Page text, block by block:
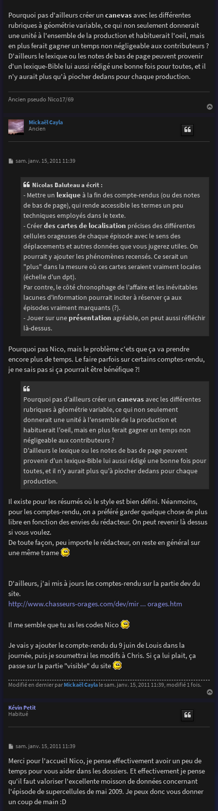
Pourquoi pas d'ailleurs créer un canevasavec les différentes
rubriques à géométrie variable, ce qui non seulement donnerait
une unité à l'ensemble de la production et habituerait l'oeil, mais
en plus ferait gagner un temps non négligeable aux contributeurs ?
D'ailleurs le lexique ou les notes de bas de page peuvent provenir
d'un lexique-Bible lui aussi rédigé une bonne fois pour toutes, et il
n'y aurait plus qu'à piocher dedans pour chaque production.
Ancien pseudo Nico17/69
Mickaël Cayla
Ancien
M
sam. janv. 15, 2011 11:39
Nicolas Baluteau a écrit :
- Mettre un lexiqueà la fin des compte-rendus (ou des notes
de bas de page), qui rende accessible les termes un peu
techniques employés dans le texte.
- Créerdes cartes de localisation précises des différentes
cellules orageuses de chaque épisode avec le sens des
déplacements et autres données que vous jugerez utiles. On
pourrait y ajouter les phénomènes recensés. Ce serait un
"plus" dans la mesure où ces cartes seraient vraiment locales
(échelle d'un dpt).
Par contre, le côté chronophage de l'affaire et les inévitables
lacunes d'information pourrait inciter à réserver ça aux
épisodes vraiment marquants (?).
- Jouer sur une présentation agréable, on peut aussi réfléchir
là-dessus.
Pourquoi pas Nico, mais le problème c'ets que ça va prendre
encore plus de temps. Le faire parfois sur certains comptes-rendu,
je ne sais pas si ça pourrait être bénéfique ?!
Pourquoi pas d'ailleurs créer un canevas avec les différentes
rubriques à géométrie variable, ce qui non seulement
donnerait une unité à l'ensemble de la production et
habituerait l'oeil, mais en plus ferait gagner un temps non
négligeable aux contributeurs ?
D'ailleurs le lexique ou les notes de bas de page peuvent
provenir d'un lexique-Bible lui aussi rédigé une bonne fois pour
toutes, et il n'y aurait plus qu'à piocher dedans pour chaque
production.
Il existe pour les résumés où le style est bien défini. Néanmoins,
pour les comptes-rendu, on a préféré garder quelque chose de plus
libre en fonction des envies du rédacteur. On peut revenir là dessus
si vous voulez.
De toute façon, peu importe le rédacteur, on reste en général sur
une même trame
D'ailleurs, j'ai mis à jours les comptes-rendu sur la partie dev du
site.
http://www.chasseurs-orages.com/dev/mir ... orages.htm
Il me semble que tu as les codes Nico
Je vais y ajouter le compte-rendu du 9 juin de Louis dans la
journée, puis je soumettrai les modifs à Chris. Si ça lui plait, ça
passe sur la partie "visible" du site
Modifié en dernier par Mickaël Caylale sam. janv. 15, 2011 11:39, modifié 1 fois.
Kévin Petit
Habitué
M
s
s
a
g
e
sam. janv. 15, 2011 11:39
Merci pour l'accueil Nico, je pense effectivement avoir un peu de
temps pour vous aider dans les dossiers. Et effectivement je pense
qu'il faut valoriser l'excellente moisson de données concernant
l'épisode de supercellules de mai 2009. Je peux donc vous donner
un coup de main :D